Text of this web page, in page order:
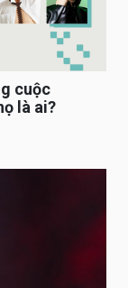
cuộc
là ai?